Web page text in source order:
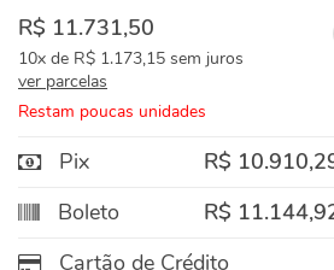
R$ 11.731,50
10x de R$ 1.173,15 sem juros
ver parcelas
Restam poucas unidades
Pix R$
Boleto
R$
Cartão de Crédito